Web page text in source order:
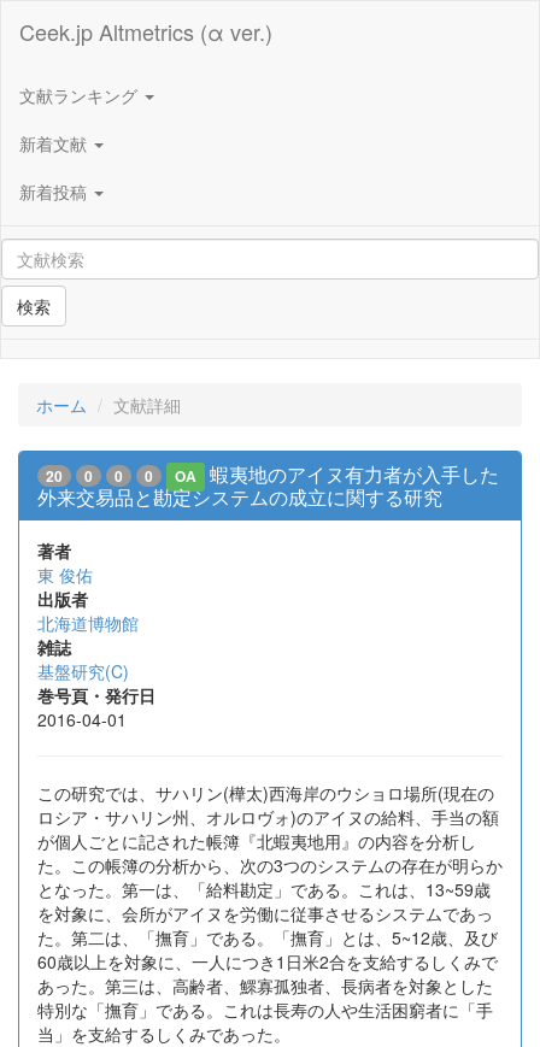
Ceek.jp Altmetrics (α ver.)
文献ランキング
新着文献
新着投稿
検索
ホーム 文献詳細
20 0 0 0 OA
蝦夷地のアイヌ有力者が入手した
外来交易品と勘定システムの成立に関する研究
著者
東 俊佑
出版者
北海道博物館
雑誌
基盤研究(C)
巻号頁・発行日
2016-04-01
この研究では、サハリン(樺太)西海岸のウショロ場所(現在の
ロシア・サハリン州、オルロヴォ)のアイヌの給料、手当の額
が個人ごとに記された帳簿『北蝦夷地用』の内容を分析し
た。この帳簿の分析から、次の3つのシステムの存在が明らか
となった。第一は、「給料勘定」である。これは、13~59歳
を対象に、会所がアイヌを労働に従事させるシステムであっ
た。第二は、「撫育」である。「撫育」とは、5~12歳、及び
60歳以上を対象に、一人につき1日米2合を支給するしくみで
あった。第三は、高齢者、鰥寡孤独者、長病者を対象とした
特別な「撫育」である。これは長寿の人や生活困窮者に「手
当」を支給するしくみであった。